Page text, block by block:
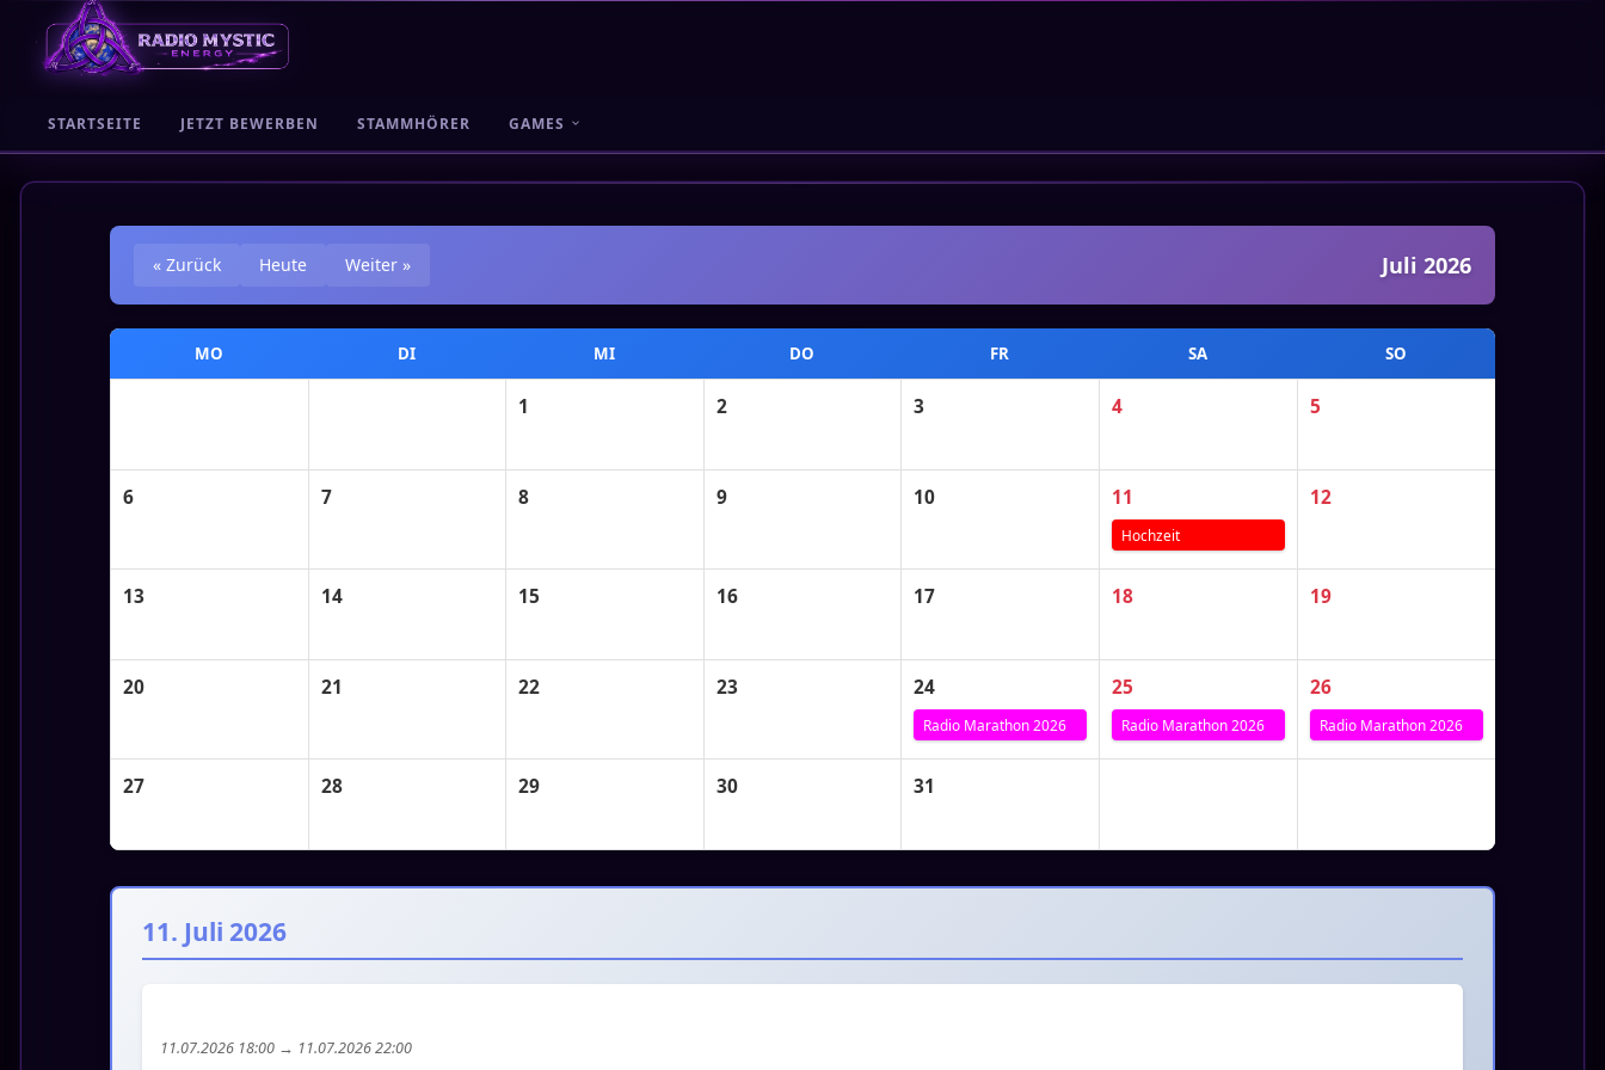
STARTSEITE JETZT BEWERBEN STAMMHÖRER GAMES
« Zurück Heute Weiter » Juli 2026
MO DI MI DO FR SA SO
1 2 3 4 5
6 7 8 9 10 11
Hochzeit
12
13 14 15 16 17 18 19
20 21 22 23 24
Radio Marathon 2026
25
Radio Marathon 2026
26
Radio Marathon 2026
27 28 29 30 31
11. Juli 2026
11.07.2026 18:00 → 11.07.2026 22:00